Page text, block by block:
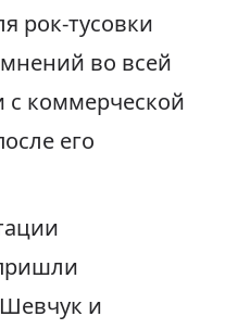
рок-тусовки
во всей
с коммерческой
его
и